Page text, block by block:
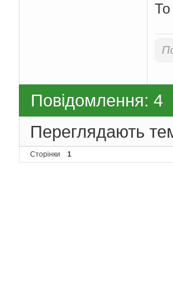
То
Повідомлення: 4
Переглядають
Сторінки 1